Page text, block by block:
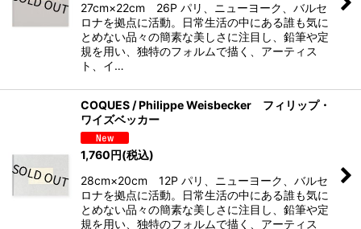
27cm×22cm 26P パリ、ニューヨーク、バルセ
ロナを拠点に活動。日常生活の中にある誰も気に
とめない品々の簡素な美しさに注目し、鉛筆や定
規を用い、独特のフォルムで描く、アーティス
ト、イ…
COQUES / Philippe Weisbecker フィリップ・
ワイズベッカー
1,760円(税込)
28cm×20cm 12P パリ、ニューヨーク、バルセ
ロナを拠点に活動。日常生活の中にある誰も気に
とめない品々の簡素な美しさに注目し、鉛筆や定
規を用い、独特のフォルムで描く、アーティス